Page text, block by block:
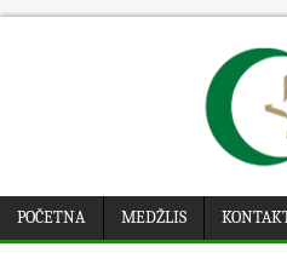
POČETNA MEDŽLIS